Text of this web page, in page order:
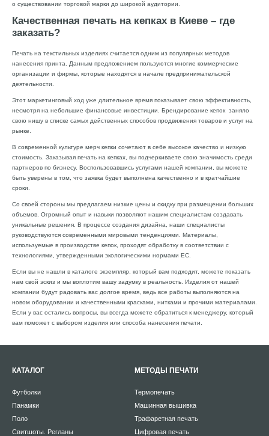
о существовании торговой марки до широкой аудитории.
Качественная печать на кепках в Киеве – где
заказать?
Печать на текстильных изделиях считается одним из популярных методов
нанесения принта. Данным предложением пользуются многие коммерческие
организации и фирмы, которые находятся в начале предпринимательской
деятельности.
Этот маркетинговый ход уже длительное время показывает свою эффективность,
несмотря на небольшие финансовые инвестиции. Брендирование кепок заняло
свою нишу в списке самых действенных способов продвижения товаров и услуг на
рынке.
В современной культуре мерч кепки сочетают в себе высокое качество и низкую
стоимость. Заказывая печать на кепках, вы подчеркиваете свою значимость среди
партнеров по бизнесу. Воспользовавшись услугами нашей компании, вы можете
быть уверены в том, что заявка будет выполнена качественно и в кратчайшие
сроки.
Со своей стороны мы предлагаем низкие цены и скидку при размещении больших
объемов. Огромный опыт и навыки позволяют нашим специалистам создавать
уникальные решения. В процессе создания дизайна, наши специалисты
руководствуются современными мировыми тенденциями. Материалы,
используемые в производстве кепок, проходят обработку в соответствии с
технологиями, утвержденными экологическими нормами ЕС.
Если вы не нашли в каталоге экземпляр, который вам подходит, можете показать
нам свой эскиз и мы воплотим вашу задумку в реальность. Изделия от нашей
компании будут радовать вас долгое время, ведь все работы выполняются на
новом оборудовании и качественными красками, нитками и прочими материалами.
Если у вас остались вопросы, вы всегда можете обратиться к менеджеру, который
вам поможет с выбором изделия или способа нанесения печати.
КАТАЛОГ
Футболки
Панамки
Поло
Свитшоты. Регланы
МЕТОДЫ ПЕЧАТИ
Термопечать
Машинная вышивка
Трафаретная печать
Цифровая печать